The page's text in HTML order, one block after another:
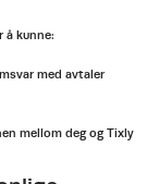
å kunne:
med avtaler
mellom deg og Tixly